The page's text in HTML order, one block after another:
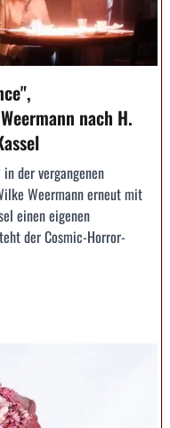
nach H.
der vergangenen
Weermann erneut mit
einen eigenen
der Cosmic-Horror-